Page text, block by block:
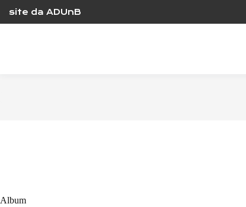
content
site da ADUnB
Album